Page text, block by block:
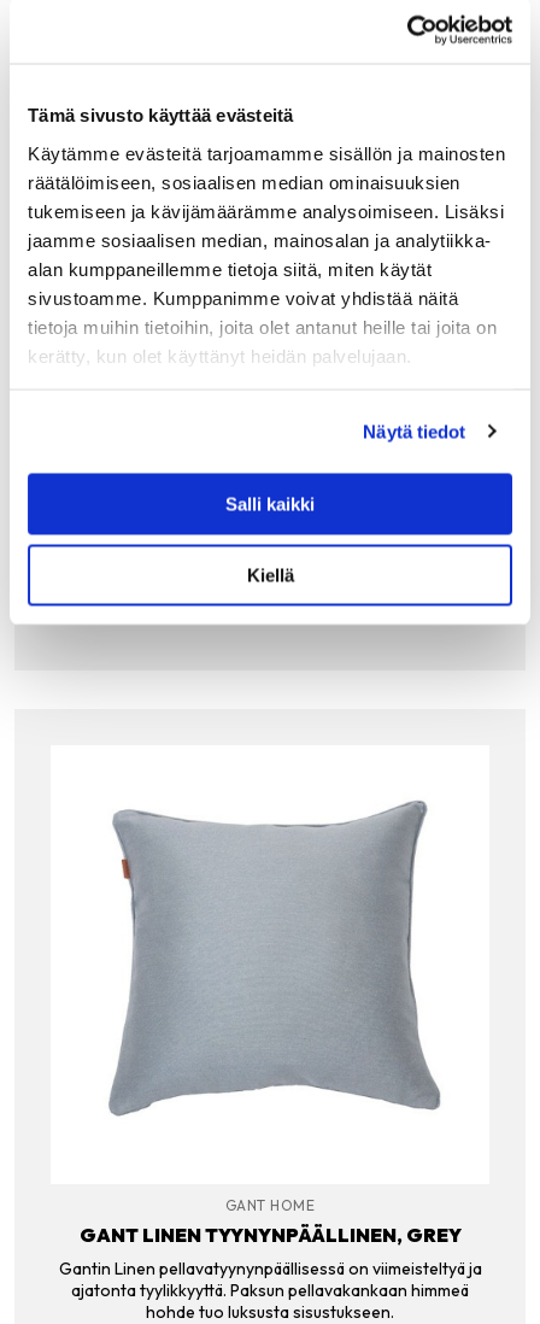
Tämä sivusto käyttää evästeitä
Käytämme evästeitä tarjoamamme sisällön ja mainosten
räätälöimiseen, sosiaalisen median ominaisuuksien
tukemiseen ja kävijämäärämme analysoimiseen. Lisäksi
jaamme sosiaalisen median, mainosalan ja analytiikka-
alan kumppaneillemme tietoja siitä, miten käytät
sivustoamme. Kumppanimme voivat yhdistää näitä
tietoja muihin tietoihin, joita olet antanut heille tai joita on
kerätty, kun olet käyttänyt heidän palvelujaan.
Näytä tiedot
Salli kaikki
Kiellä
GANT HOME
Gantin Lea Linen -tyynynpäällisessä toinen puoli on
saat uutta ilmettä sisustukseen ja kahdella tyynyllä luot jo
vaihdeltavan kokonaisuuden. Vetoketju…
79.90€
GANT HOME
GANT LINEN TYYNYNPÄÄLLINEN, GREY
Gantin Linen pellavatyynynpäällisessä on viimeisteltyä ja
ajatonta tyylikkyyttä. Paksun pellavakankaan himmeä
hohde tuo luksusta sisustukseen.